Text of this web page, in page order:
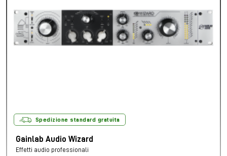
Spedizione standard gratuita
Gainlab Audio Wizard
Effetti audio professionali